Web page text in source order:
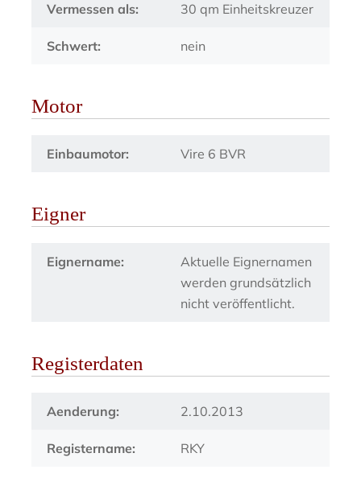
Vermessen als: 30 qm Einheitskreuzer
Schwert: nein
Motor
Einbaumotor: Vire 6 BVR
Eigner
Eignername:
Aktuelle Eignernamen
werden grundsätzlich
nicht veröffentlicht.
Registerdaten
Aenderung: 2.10.2013
Registername: RKY